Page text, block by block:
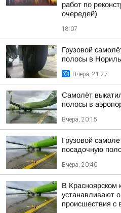
работ по
очередей)
18:07
Грузовой
полосы в
Вчера, 21:27
Самолёт
полосы в
Вчера, 20:15
Грузовой
посадочную
Вчера, 20:40
В Красноярском
устанавливают
происшествия с